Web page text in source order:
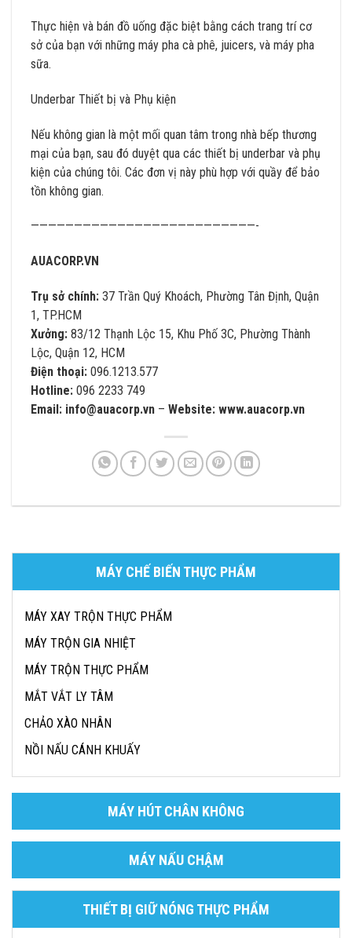
MÁY CHẾ BIẾN THỰC PHẨM
MÁY XAY TRỘN THỰC PHẨM
MÁY TRỘN GIA NHIỆT
MÁY TRỘN THỰC PHẨM
MẮT VẮT LY TÂM
CHẢO XÀO NHÂN
NỒI NẤU CÁNH KHUẤY
MÁY HÚT CHÂN KHÔNG
MÁY NẤU CHẬM
THIẾT BỊ GIỮ NÓNG THỰC PHẨM
Thực hiện và bán đồ uống đặc biệt bằng cách trang trí cơ
sở của bạn với những máy pha cà phê, juicers, và máy pha
sữa.
Underbar Thiết bị và Phụ kiện
Nếu không gian là một mối quan tâm trong nhà bếp thương
mại của bạn, sau đó duyệt qua các thiết bị underbar và phụ
kiện của chúng tôi. Các đơn vị này phù hợp với quầy để bảo
tồn không gian.
——————————————————————————-
AUACORP.VN
Trụ sở chính: 37 Trần Quý Khoách, Phường Tân Định, Quận
1, TP.HCM
Xưởng: 83/12 Thạnh Lộc 15, Khu Phố 3C, Phường Thành
Lộc, Quận 12, HCM
Điện thoại: 096.1213.577
Hotline: 096 2233 749
Email: info@auacorp.vn – Website: www.auacorp.vn